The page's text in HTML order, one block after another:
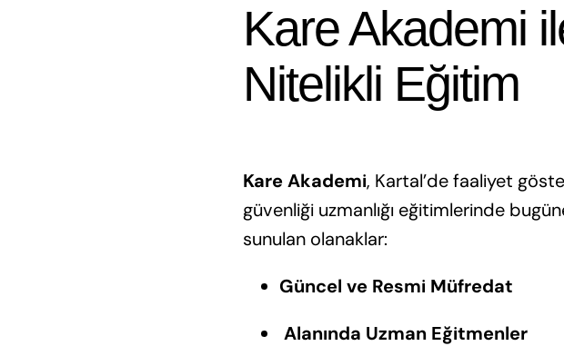
Kare Akademi
Nitelikli Eğitim
Kare Akademi, Kartal’de faaliyet
güvenliği uzmanlığı eğitimlerinde
sunulan olanaklar:
Güncel ve Resmi Müfredat
Alanında Uzman Eğitmenler